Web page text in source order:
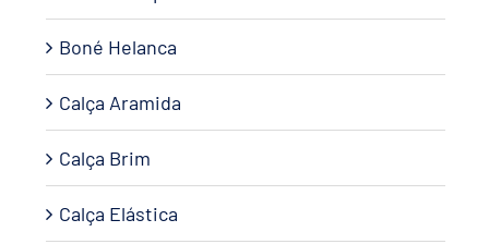
Boné Helanca
Calça Aramida
Calça Brim
Calça Elástica